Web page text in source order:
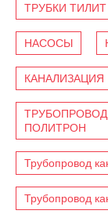
ТРУБКИ
НАСОСЫ
КАНАЛИЗАЦИЯ
ПОЛИТРОН
Трубопровод
Трубопровод